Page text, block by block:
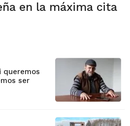
en la máxima cita
queremos
ser